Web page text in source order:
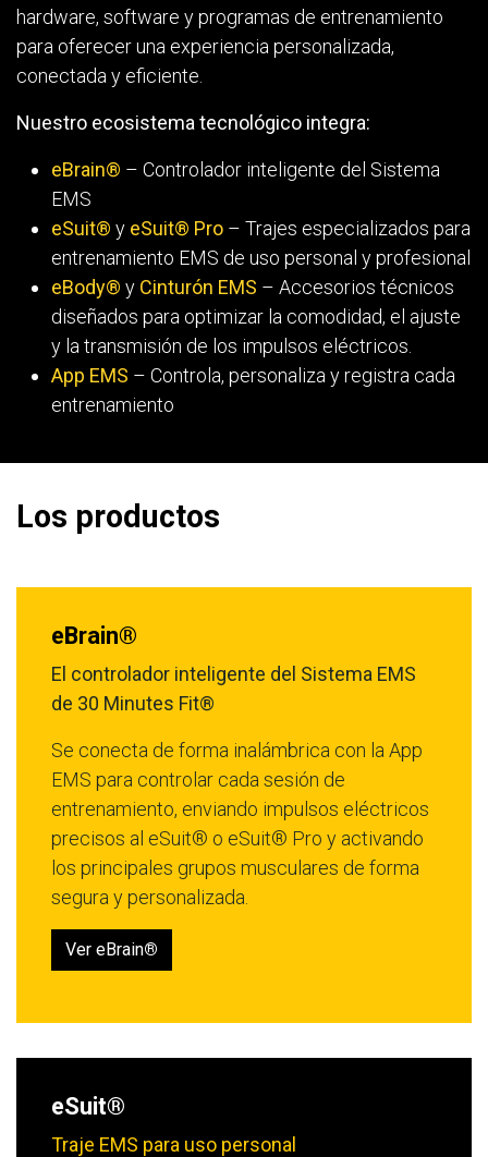
hardware, software y programas de entrenamiento
para oferecer una experiencia personalizada,
conectada y eficiente.
Nuestro ecosistema tecnológico integra:
eBrain® – Controlador inteligente del Sistema
EMS
eSuit® y eSuit® Pro – Trajes especializados para
entrenamiento EMS de uso personal y profesional
eBody® y Cinturón EMS – Accesorios técnicos
diseñados para optimizar la comodidad, el ajuste
y la transmisión de los impulsos eléctricos.
App EMS – Controla, personaliza y registra cada
entrenamiento
Los productos
eBrain®
El controlador inteligente del Sistema EMS
de 30 Minutes Fit®
Se conecta de forma inalámbrica con la App
EMS para controlar cada sesión de
entrenamiento, enviando impulsos eléctricos
precisos al eSuit® o eSuit® Pro y activando
los principales grupos musculares de forma
segura y personalizada.
Ver eBrain®
eSuit®
Traje EMS para uso personal